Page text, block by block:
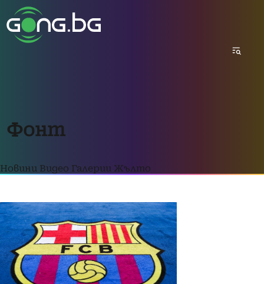
Фонт
Новини Видео Галерии Жълто